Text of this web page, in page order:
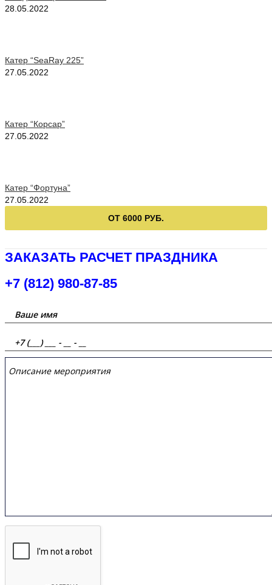
28.05.2022
Катер “SeaRay 225”
27.05.2022
Катер “Корсар”
27.05.2022
Катер “Фортуна”
27.05.2022
ОТ 6000 РУБ.
ЗАКАЗАТЬ РАСЧЕТ ПРАЗДНИКА
+7 (812) 980-87-85